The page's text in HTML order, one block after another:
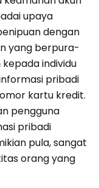
upaya
dengan
yang berpura-
individu
pribadi
kartu kredit.
pengguna
pribadi
pula, sangat
orang yang